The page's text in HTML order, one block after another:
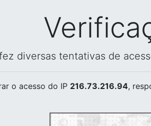
diversas tentativas de
o acesso do IP 216.73.216.94,